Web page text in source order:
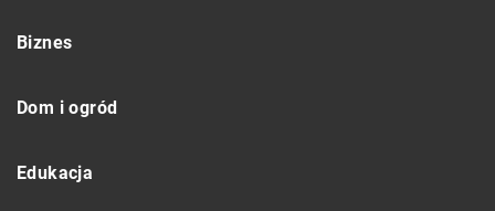
Biznes
Dom i ogród
Edukacja